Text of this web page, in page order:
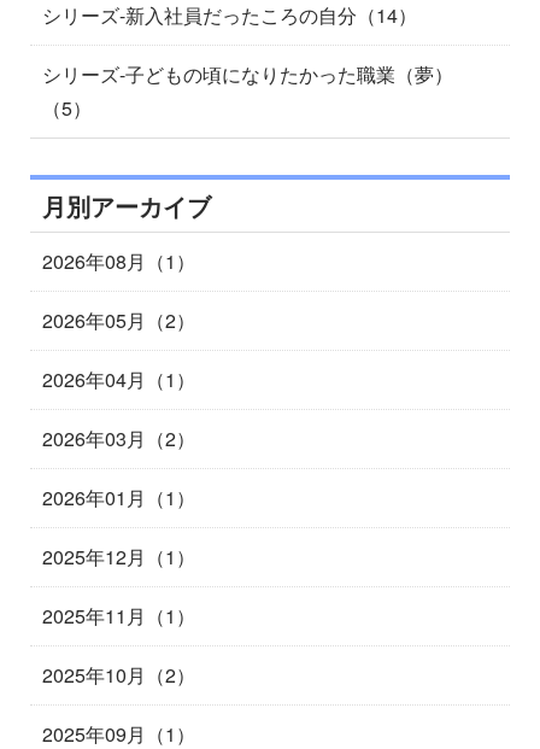
シリーズ-新入社員だったころの自分（14）
シリーズ-子どもの頃になりたかった職業（夢）
（5）
月別アーカイブ
2026年08月（1）
2026年05月（2）
2026年04月（1）
2026年03月（2）
2026年01月（1）
2025年12月（1）
2025年11月（1）
2025年10月（2）
2025年09月（1）